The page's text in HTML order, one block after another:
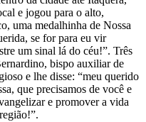
e jogou para o alto,
uma medalhinha de Nossa
se for para eu vir
um sinal lá do céu!”. Três
bispo auxiliar de
e lhe disse: “meu querido
que precisamos de você e
e promover a vida